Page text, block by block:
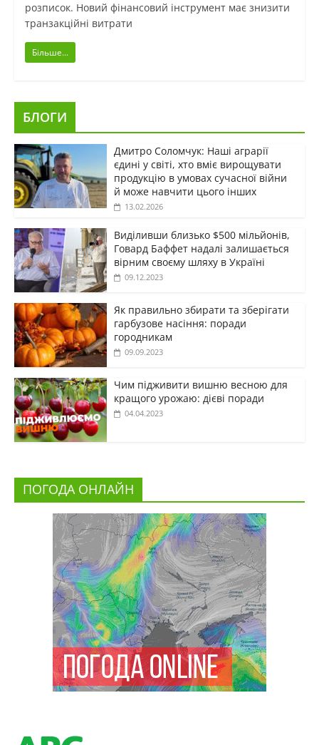
розписок. Новий фінансовий інструмент має знизити
транзакційні витрати
Більше...
БЛОГИ
Дмитро Соломчук: Наші аграрії
єдині у світі, хто вміє вирощувати
продукцію в умовах сучасної війни
й може навчити цього інших
13.02.2026
Виділивши близько $500 мільйонів,
Говард Баффет надалі залишається
вірним своєму шляху в Україні
09.12.2023
Як правильно збирати та зберігати
гарбузове насіння: поради
городникам
09.09.2023
Чим підживити вишню весною для
кращого урожаю: дієві поради
04.04.2023
ПОГОДА ОНЛАЙН